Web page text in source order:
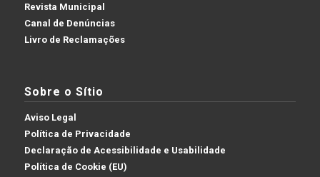
Revista Municipal
Canal de Denúncias
Livro de Reclamações
Sobre o Sítio
Aviso Legal
Política de Privacidade
Declaração de Acessibilidade e Usabilidade
Política de Cookie (EU)